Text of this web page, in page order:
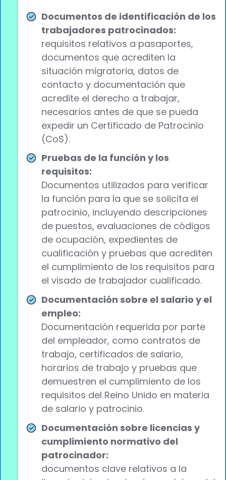
Documentos de identificación de los
trabajadores patrocinados:
requisitos relativos a pasaportes,
documentos que acrediten la
situación migratoria, datos de
contacto y documentación que
acredite el derecho a trabajar,
necesarios antes de que se pueda
expedir un Certificado de Patrocinio
(CoS).
Pruebas de la función y los
requisitos:
Documentos utilizados para verificar
la función para la que se solicita el
patrocinio, incluyendo descripciones
de puestos, evaluaciones de códigos
de ocupación, expedientes de
cualificación y pruebas que acrediten
el cumplimiento de los requisitos para
el visado de trabajador cualificado.
Documentación sobre el salario y el
empleo:
Documentación requerida por parte
del empleador, como contratos de
trabajo, certificados de salario,
horarios de trabajo y pruebas que
demuestren el cumplimiento de los
requisitos del Reino Unido en materia
de salario y patrocinio.
Documentación sobre licencias y
cumplimiento normativo del
patrocinador:
documentos clave relativos a la